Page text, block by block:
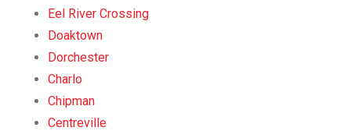
Eel River Crossing
Doaktown
Dorchester
Charlo
Chipman
Centreville